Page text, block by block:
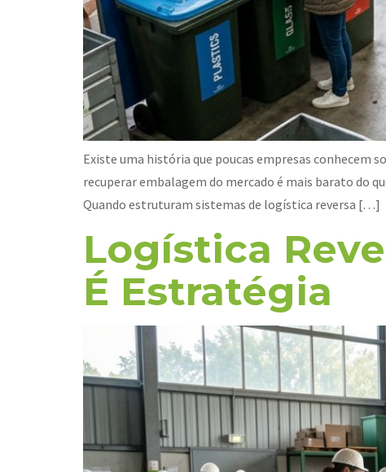
Existe uma história que poucas empresas conhecem
recuperar embalagem do mercado é mais barato do
Quando estruturam sistemas de logística reversa […]
Logística
É Estratégia